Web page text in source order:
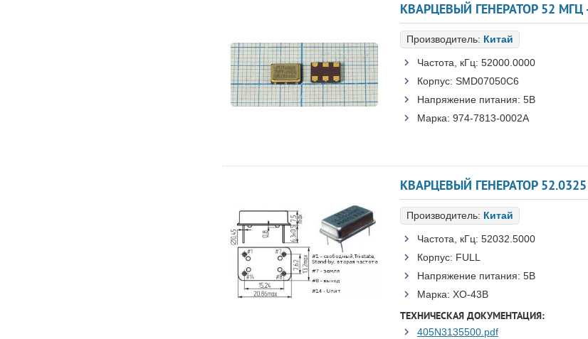
КВАРЦЕВЫЙ ГЕНЕРАТОР 52 МГЦ -
Производитель: Китай
Частота, кГц: 52000.0000
Корпус: SMD07050C6
Напряжение питания: 5В
Марка: 974-7813-0002A
КВАРЦЕВЫЙ ГЕНЕРАТОР 52.0325
Производитель: Китай
Частота, кГц: 52032.5000
Корпус: FULL
Напряжение питания: 5В
Марка: XO-43B
ТЕХНИЧЕСКАЯ ДОКУМЕНТАЦИЯ:
405N3135500.pdf